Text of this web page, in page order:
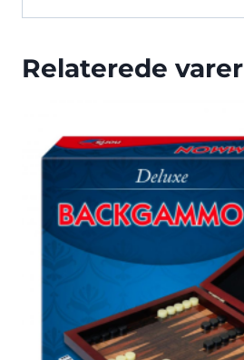
Relaterede varer